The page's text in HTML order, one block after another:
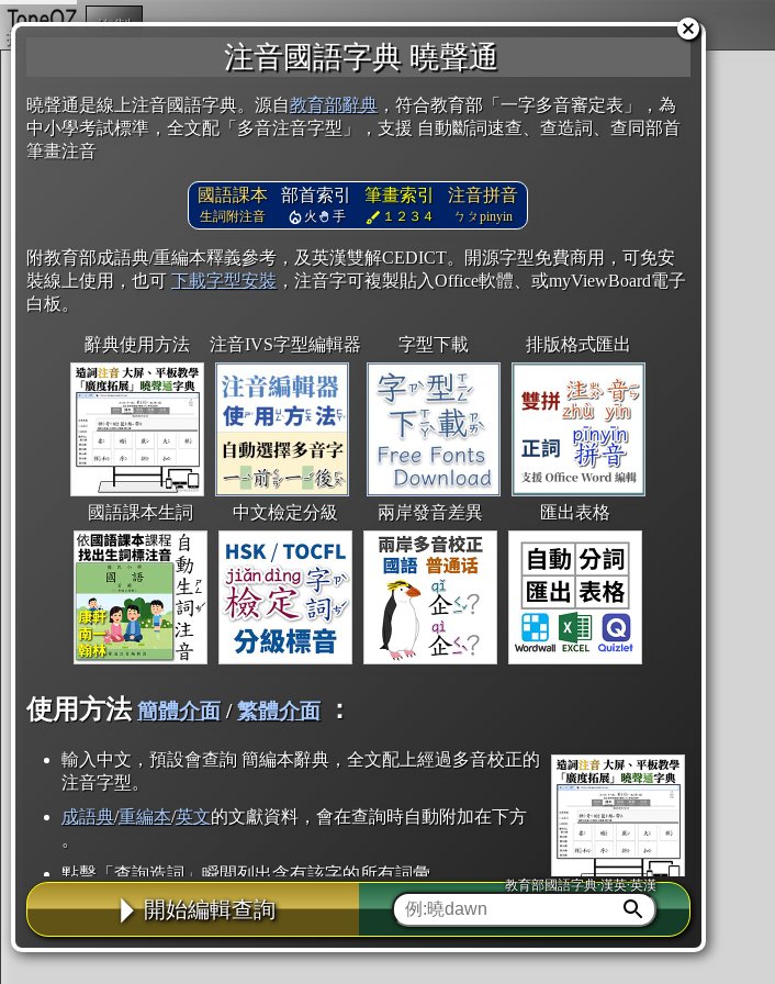
注音國語字典 曉聲通
曉聲通是線上注音國語字典。源自教育部辭典 ，符合教育部「一字多音審定表」，為
中小學考試標準，全文配「多音注音字型」，支援 自動斷詞速查、查造詞、查同部首
筆畫注音
國語課本
生詞附注音
部首索引
火 手
筆畫索引
１２３４
注音拼音
ㄅㄆpinyin
附教育部成語典/重編本釋義參考，及英漢雙解CEDICT。開源字型免費商用，可免安
裝線上使用，也可 下載字型安裝 ，注音字可複製貼入Office軟體、或myViewBoard電子
白板。
辭典使用方法 注音IVS字型編輯器 字型下載 排版格式匯出
國語課本生詞 中文檢定分級 兩岸發音差異 匯出表格
使用方法 簡體介面/繁體介面 ：
輸入中文，預設會查詢 簡編本辭典，全文配上經過多音校正的
注音字型。
成語典/重編本/英文的文獻資料，會在查詢時自動附加在下方
。
點擊「查詢造詞」瞬間列出含有該字的所有詞彙。
點「部首」瞬間列出所有「同部首字」。也支援查詢「同注音」或「同筆畫」。
辭典解釋的全文都經過自動斷詞，點擊便可瞬間「連續查詢」此字詞的解釋，不
用手動重複輸入。
開始編輯查詢
教育部國語字典·漢英·英漢
複製